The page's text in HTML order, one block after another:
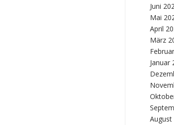
Juni
Mai
April
März
Januar
August